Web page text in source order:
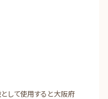
して使用すると大阪府